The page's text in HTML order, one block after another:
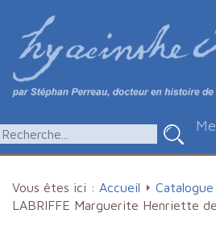
Vous êtes ici : Accueil Catalogue
LABRIFFE Marguerite Henriette de